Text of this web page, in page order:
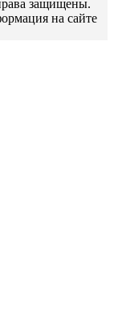
защищены.
на сайте